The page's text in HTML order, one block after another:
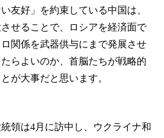
友好」を約束している中国は、
せることで、ロシアを経済面で
関係を武器供与にまで発展させ
らよいのか、首脳たちが戦略的
が大事だと思います。
領は4月に訪中し、ウクライナ和